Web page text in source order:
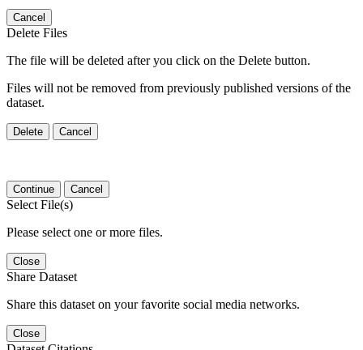
Cancel
Delete Files
The file will be deleted after you click on the Delete button.
Files will not be removed from previously published versions of the
dataset.
Delete Cancel
Continue Cancel
Select File(s)
Please select one or more files.
Close
Share Dataset
Share this dataset on your favorite social media networks.
Close